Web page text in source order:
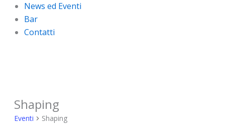
News ed Eventi
Bar
Contatti
Shaping
Eventi Shaping
Eventi
for